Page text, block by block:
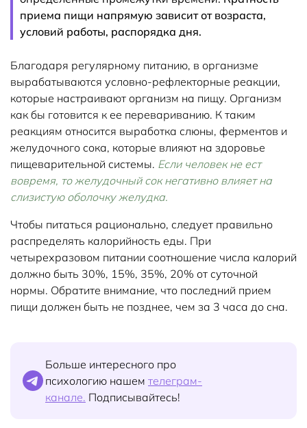
приема пищи напрямую зависит от возраста,
условий работы, распорядка дня.
Благодаря регулярному питанию, в организме
вырабатываются условно-рефлекторные реакции,
которые настраивают организм на пищу. Организм
как бы готовится к ее перевариванию. К таким
реакциям относится выработка слюны, ферментов и
желудочного сока, которые влияют на здоровье
пищеварительной системы. Если человек не ест
вовремя, то желудочный сок негативно влияет на
слизистую оболочку желудка.
Чтобы питаться рационально, следует правильно
распределять калорийность еды. При
четырехразовом питании соотношение числа калорий
должно быть 30%, 15%, 35%, 20% от суточной
нормы. Обратите внимание, что последний прием
пищи должен быть не позднее, чем за 3 часа до сна.
Больше интересного про
психологию нашем телеграм-
канале. Подписывайтесь!